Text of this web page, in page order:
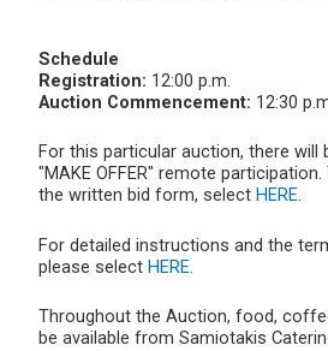
Schedule
Registration: 12:00 p.m.
Auction Commencement: 12:30
For this particular auction, there
"MAKE OFFER" remote
the written bid form, select HERE.
For detailed instructions and the
please select HERE.
Throughout the Auction, food,
be available from Samiotakis